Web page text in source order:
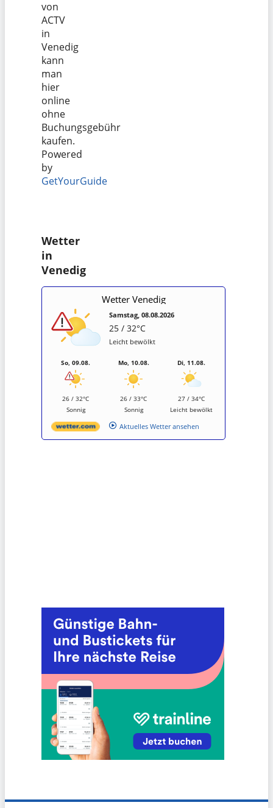
von
ACTV
in
Venedig
kann
man
hier
online
ohne
Buchungsgebühr
kaufen.
Powered
by
GetYourGuide
Wetter
in
Venedig
Wetter Venedig
Samstag, 08.08.2026
25 / 32°C
Leicht bewölkt
So, 09.08.
26 / 32°C
Sonnig
Mo, 10.08.
26 / 33°C
Sonnig
Di, 11.08.
27 / 34°C
Leicht bewölkt
Aktuelles Wetter ansehen